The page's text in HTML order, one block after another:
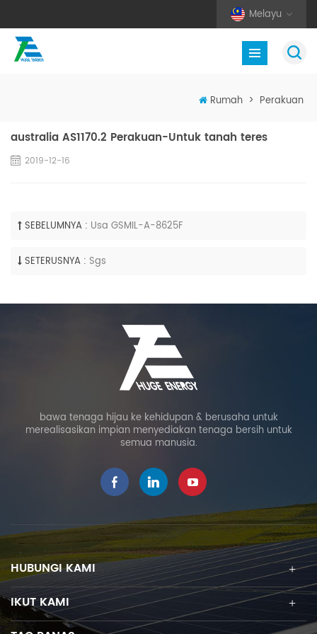
Melayu
Rumah > Perakuan
australia AS1170.2 Perakuan-Untuk tanah teres
2019-12-16
SEBELUMNYA : Usa GSMIL-A-8625F
SETERUSNYA : Sgs
bawa tenaga hijau ke kehidupan & berusaha untuk
merealisasikan impian menyediakan tenaga bersih untuk
semua manusia.
HUBUNGI KAMI
IKUT KAMI